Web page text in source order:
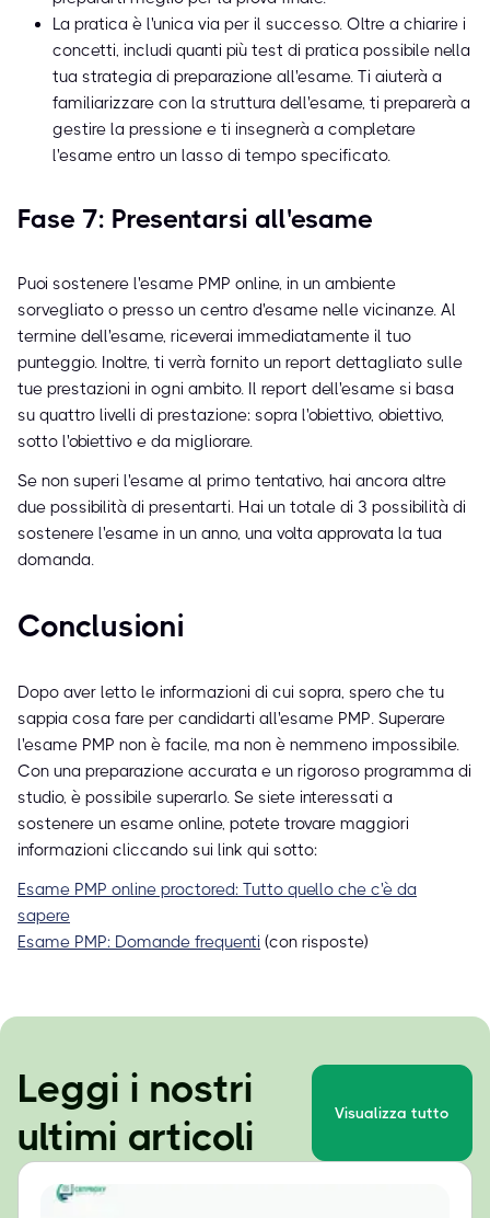
La pratica è l'unica via per il successo. Oltre a chiarire i
concetti, includi quanti più test di pratica possibile nella
tua strategia di preparazione all'esame. Ti aiuterà a
familiarizzare con la struttura dell'esame, ti preparerà a
gestire la pressione e ti insegnerà a completare
l'esame entro un lasso di tempo specificato.
Fase 7: Presentarsi all'esame
Puoi sostenere l'esame PMP online, in un ambiente
sorvegliato o presso un centro d'esame nelle vicinanze. Al
termine dell'esame, riceverai immediatamente il tuo
punteggio. Inoltre, ti verrà fornito un report dettagliato sulle
tue prestazioni in ogni ambito. Il report dell'esame si basa
su quattro livelli di prestazione: sopra l'obiettivo, obiettivo,
sotto l'obiettivo e da migliorare.
Se non superi l'esame al primo tentativo, hai ancora altre
due possibilità di presentarti. Hai un totale di 3 possibilità di
sostenere l'esame in un anno, una volta approvata la tua
domanda.
Conclusioni
Dopo aver letto le informazioni di cui sopra, spero che tu
sappia cosa fare per candidarti all'esame PMP. Superare
l'esame PMP non è facile, ma non è nemmeno impossibile.
Con una preparazione accurata e un rigoroso programma di
studio, è possibile superarlo. Se siete interessati a
sostenere un esame online, potete trovare maggiori
informazioni cliccando sui link qui sotto:
Esame PMP online proctored: Tutto quello che c'è da
sapere
Esame PMP: Domande frequenti (con risposte)
Leggi i nostri
ultimi articoli
Visualizza tutto